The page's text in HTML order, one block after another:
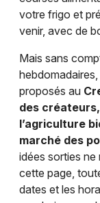
votre frigo et
venir, avec de
Mais sans
proposés au
des
l’agriculture
marché des
idées sorties
cette page,
dates et les